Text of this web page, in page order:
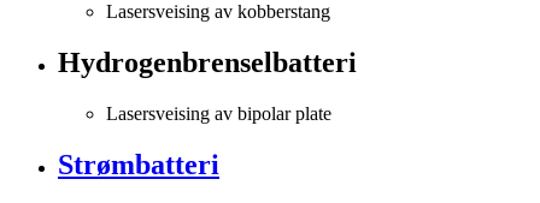
Lasersveising av kobberstang
Hydrogenbrenselbatteri
Lasersveising av bipolar plate
Strømbatteri